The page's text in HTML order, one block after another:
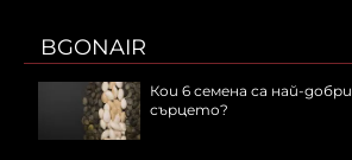
BGONAIR
Кои 6 семена са най-
сърцето?